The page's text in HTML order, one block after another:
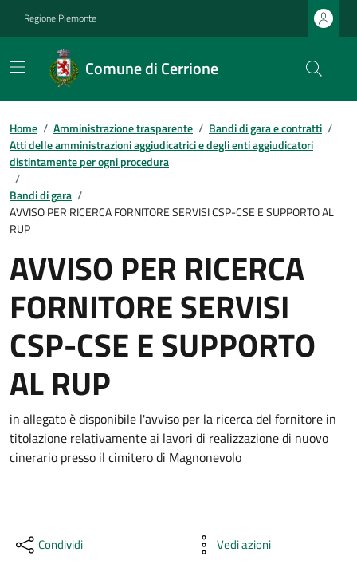
Regione Piemonte
Comune di Cerrione
Home / Amministrazione trasparente / Bandi di gara e contratti /
Atti delle amministrazioni aggiudicatrici e degli enti aggiudicatori
distintamente per ogni procedura
/
Bandi di gara /
AVVISO PER RICERCA FORNITORE SERVISI CSP-CSE E SUPPORTO AL
RUP
AVVISO PER RICERCA
FORNITORE SERVISI
CSP-CSE E SUPPORTO
AL RUP
in allegato è disponibile l'avviso per la ricerca del fornitore in
titolazione relativamente ai lavori di realizzazione di nuovo
cinerario presso il cimitero di Magnonevolo
Condividi Vedi azioni